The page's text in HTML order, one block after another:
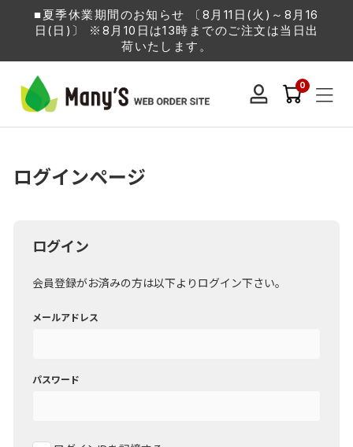
■夏季休業期間のお知らせ 〔8月11日(火)～8月16
日(日)〕 ※8月10日は13時までのご注文は当日出
荷いたします。
0
ログインページ
ログイン
会員登録がお済みの方は以下よりログイン下さい。
メールアドレス
パスワード